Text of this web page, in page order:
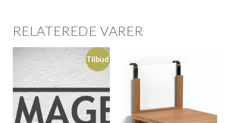
RELATEREDE VARER
Tilbud